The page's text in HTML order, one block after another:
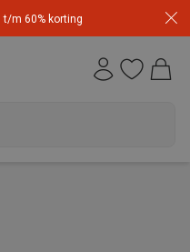
t/m 60% korting